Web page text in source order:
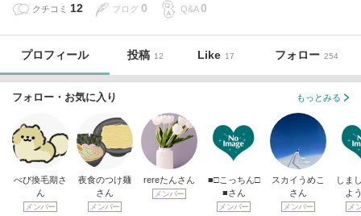
クチコミ 12 ブログ 0 Q&A 0
プロフィール 投稿 12 Like 17 フォロー 254
フォロー・お気に入り もっとみる
べび換毛期さ
ん
メンバー
夜食のつけ麺
さん
メンバー
rereたんさん
メンバー
■□こっちん□
■さん
メンバー
スカイうめこ
さん
メンバー
しま
よ
メ